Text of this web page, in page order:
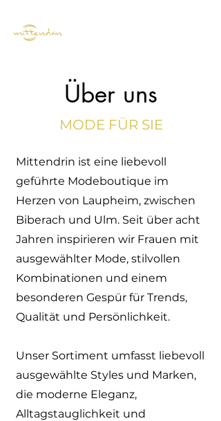
Über uns
MODE FÜR SIE
Mittendrin ist eine liebevoll
geführte Modeboutique im
Herzen von Laupheim, zwischen
Biberach und Ulm. Seit über acht
Jahren inspirieren wir Frauen mit
ausgewählter Mode, stilvollen
Kombinationen und einem
besonderen Gespür für Trends,
Qualität und Persönlichkeit.
Unser Sortiment umfasst liebevoll
ausgewählte Styles und Marken,
die moderne Eleganz,
Alltagstauglichkeit und